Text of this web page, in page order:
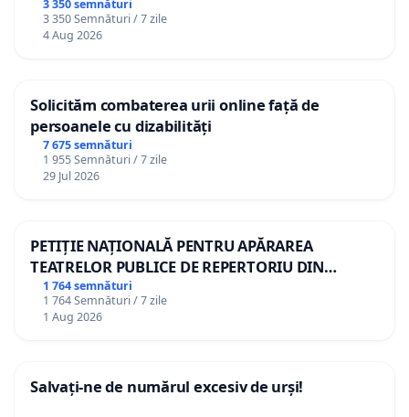
3 350 semnături
3 350 Semnături / 7 zile
4 Aug 2026
Solicităm combaterea urii online față de
persoanele cu dizabilități
7 675 semnături
1 955 Semnături / 7 zile
29 Jul 2026
PETIȚIE NAȚIONALĂ PENTRU APĂRAREA
TEATRELOR PUBLICE DE REPERTORIU DIN
ROMÂNIA
1 764 semnături
1 764 Semnături / 7 zile
1 Aug 2026
Salvați-ne de numărul excesiv de urși!